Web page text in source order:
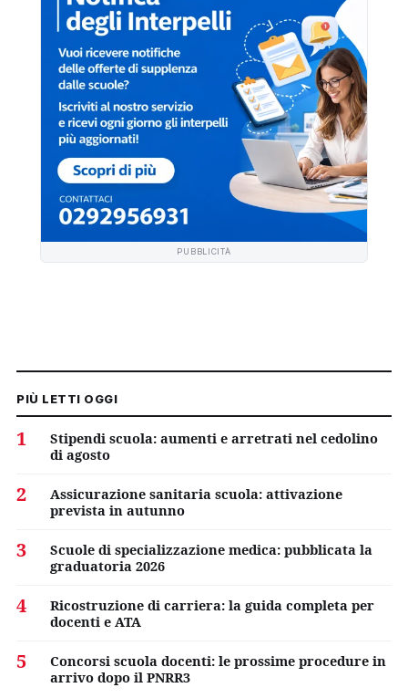
PUBBLICITÀ
PIÙ LETTI OGGI
1
Stipendi scuola: aumenti e arretrati nel cedolino
di agosto
2
Assicurazione sanitaria scuola: attivazione
prevista in autunno
3
Scuole di specializzazione medica: pubblicata la
graduatoria 2026
4
Ricostruzione di carriera: la guida completa per
docenti e ATA
5
Concorsi scuola docenti: le prossime procedure in
arrivo dopo il PNRR3